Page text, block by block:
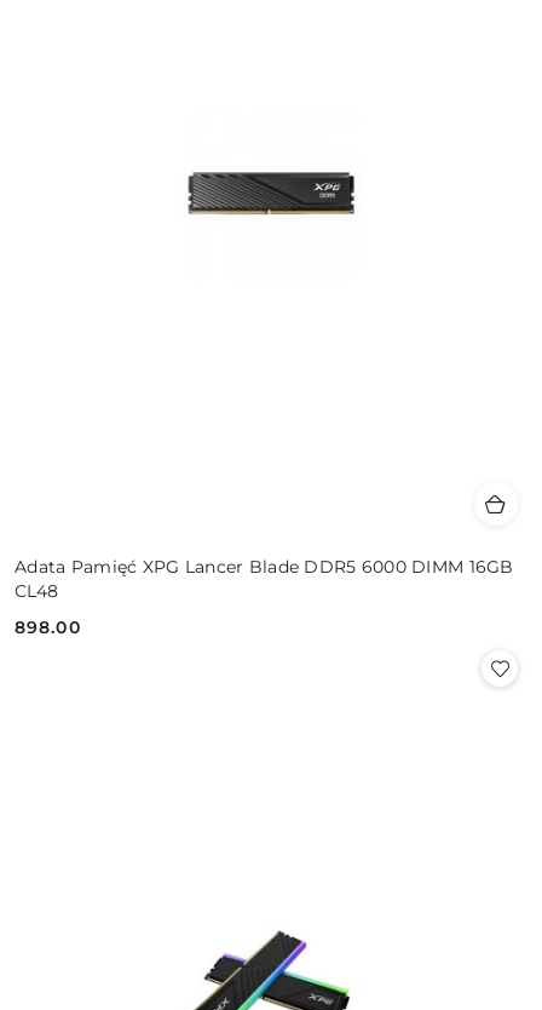
Adata Pamięć XPG Lancer Blade DDR5 6000 DIMM 16GB
CL48
Cena:
898.00